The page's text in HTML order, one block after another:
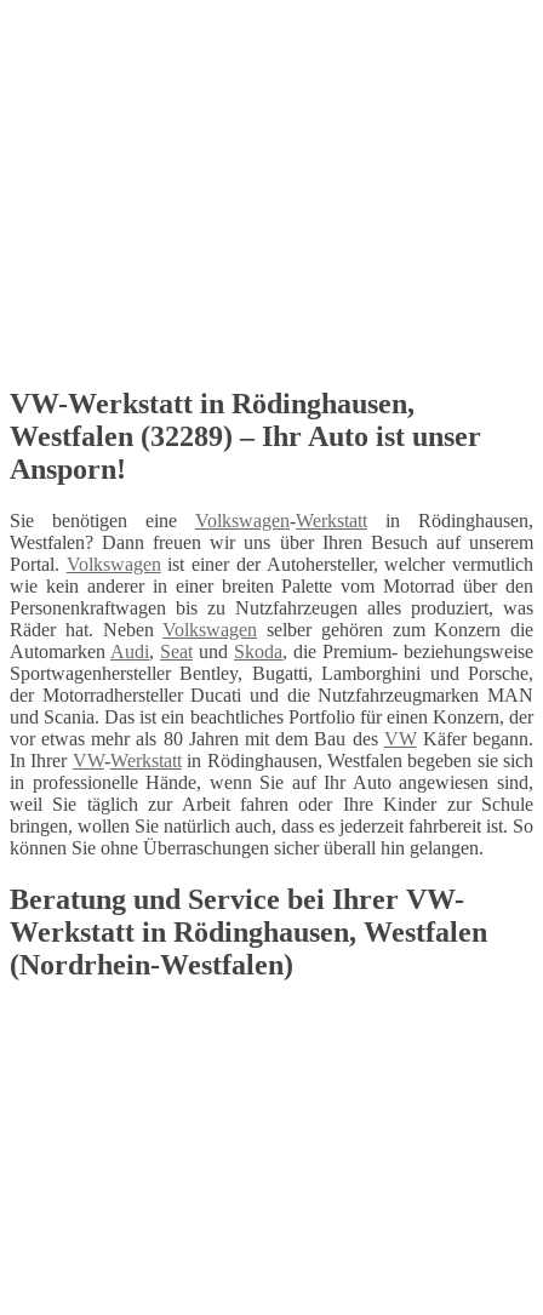
VW-Werkstatt in Rödinghausen,
Westfalen (32289) – Ihr Auto ist unser
Ansporn!
Sie benötigen eine Volkswagen-Werkstatt in Rödinghausen,
Westfalen? Dann freuen wir uns über Ihren Besuch auf unserem
Portal. Volkswagen ist einer der Autohersteller, welcher vermutlich
wie kein anderer in einer breiten Palette vom Motorrad über den
Personenkraftwagen bis zu Nutzfahrzeugen alles produziert, was
Räder hat. NebenVolkswagen selber gehören zum Konzern die
Automarken Audi, Seat und Skoda, die Premium- beziehungsweise
Sportwagenhersteller Bentley, Bugatti, Lamborghini und Porsche,
der Motorradhersteller Ducati und die Nutzfahrzeugmarken MAN
und Scania. Das ist ein beachtliches Portfolio für einen Konzern, der
vor etwas mehr als 80 Jahren mit dem Bau des VWKäfer begann.
In Ihrer VW-Werkstattin Rödinghausen, Westfalen begeben sie sich
in professionelle Hände, wenn Sie auf Ihr Auto angewiesen sind,
weil Sie täglich zur Arbeit fahren oder Ihre Kinder zur Schule
bringen, wollen Sie natürlich auch, dass es jederzeit fahrbereit ist. So
können Sie ohne Überraschungen sicher überall hin gelangen.
Beratung und Service bei Ihrer VW-
Werkstatt in Rödinghausen, Westfalen
(Nordrhein-Westfalen)